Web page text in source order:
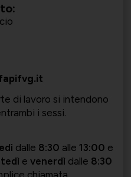
di lavoro si intendono
i sessi.
dalle 8:30 alle 13:00 e
e venerdì dalle 8:30
chiamata